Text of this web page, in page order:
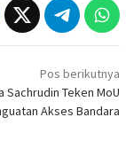
Pos berikutnya
Sachrudin Teken MoU
Akses Bandara